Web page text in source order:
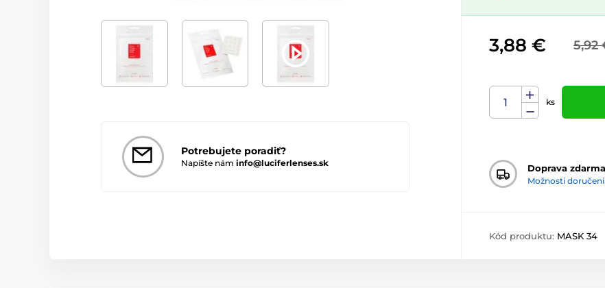
Potrebujete poradiť?
Napíšte nám info@luciferlenses.sk
5,92
3,88 €
ks
Doprava zdarma
Možnosti
Kód produktu: MASK 34